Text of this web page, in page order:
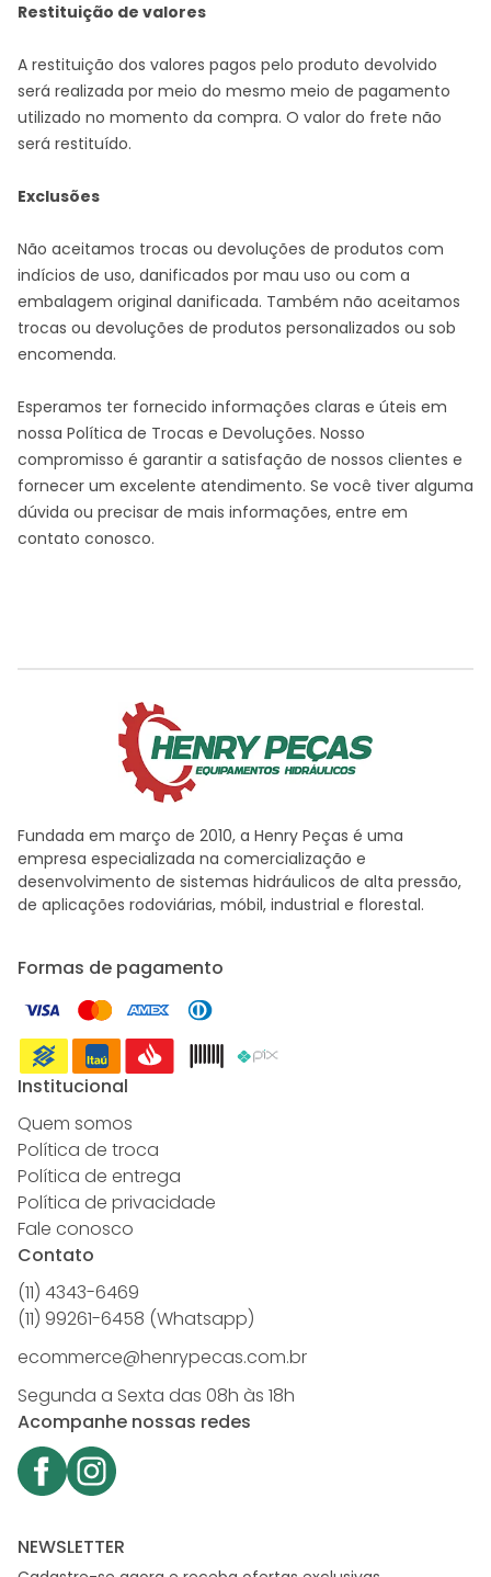
Restituição de valores
A restituição dos valores pagos pelo produto devolvido
será realizada por meio do mesmo meio de pagamento
utilizado no momento da compra. O valor do frete não
será restituído.
Exclusões
Não aceitamos trocas ou devoluções de produtos com
indícios de uso, danificados por mau uso ou com a
embalagem original danificada. Também não aceitamos
trocas ou devoluções de produtos personalizados ou sob
encomenda.
Esperamos ter fornecido informações claras e úteis em
nossa Política de Trocas e Devoluções. Nosso
compromisso é garantir a satisfação de nossos clientes e
fornecer um excelente atendimento. Se você tiver alguma
dúvida ou precisar de mais informações, entre em
contato conosco.
Fundada em março de 2010, a Henry Peças é uma
empresa especializada na comercialização e
desenvolvimento de sistemas hidráulicos de alta pressão,
de aplicações rodoviárias, móbil, industrial e florestal.
Formas de pagamento
Institucional
Quem somos
Política de troca
Política de entrega
Política de privacidade
Fale conosco
Contato
(11) 4343-6469
(11) 99261-6458 (Whatsapp)
ecommerce@henrypecas.com.br
Segunda a Sexta das 08h às 18h
Acompanhe nossas redes
NEWSLETTER